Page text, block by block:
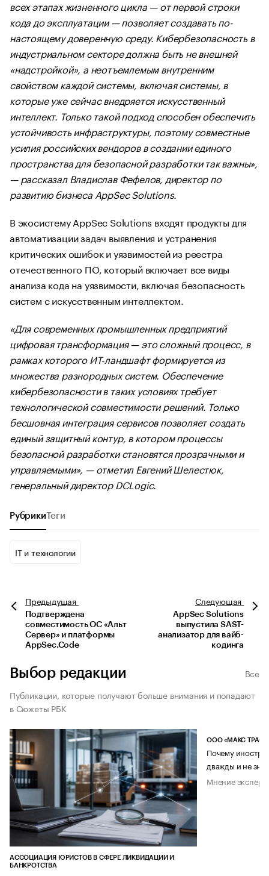
всех этапах жизненного цикла — от первой строки
кода до эксплуатации — позволяет создавать по-
настоящему доверенную среду. Кибербезопасность в
индустриальном секторе должна быть не внешней
«надстройкой», а неотъемлемым внутренним
свойством каждой системы, включая системы, в
которые уже сейчас внедряется искусственный
интеллект. Только такой подход способен обеспечить
устойчивость инфраструктуры, поэтому совместные
усилия российских вендоров в создании единого
пространства для безопасной разработки так важны»,
— рассказал Владислав Фефелов, директор по
развитию бизнеса AppSec Solutions.
В экосистему AppSec Solutions входят продукты для
автоматизации задач выявления и устранения
критических ошибок и уязвимостей из реестра
отечественного ПО, который включает все виды
анализа кода на уязвимости, включая безопасность
систем с искусственным интеллектом.
«Для современных промышленных предприятий
цифровая трансформация — это сложный процесс, в
рамках которого ИТ-ландшафт формируется из
множества разнородных систем. Обеспечение
кибербезопасности в таких условиях требует
технологической совместимости решений. Только
бесшовная интеграция сервисов позволяет создать
единый защитный контур, в котором процессы
безопасной разработки становятся прозрачными и
управляемыми», — отметил Евгений Шелестюк,
генеральный директор DCLogic.
Рубрики Теги
IT и технологии
Предыдущая
Подтверждена
совместимость ОС «Альт
Сервер» и платформы
AppSec.Code
Следующая
AppSec Solutions
выпустила SAST-
анализатор для вайб-
кодинга
Выбор редакции
Все
Публикации, которые получают больше внимания и попадают
в Сюжеты РБК
АССОЦИАЦИЯ ЮРИСТОВ В СФЕРЕ ЛИКВИДАЦИИ И
БАНКРОТСТВА
ООО «МАКС ТРАСТ»
Почему
дважды и не
Мнение